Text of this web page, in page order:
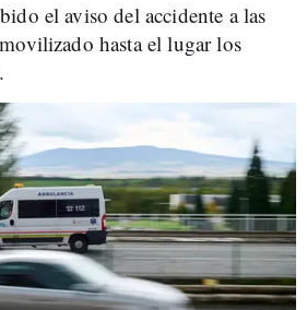
el aviso del accidente a las
hasta el lugar los